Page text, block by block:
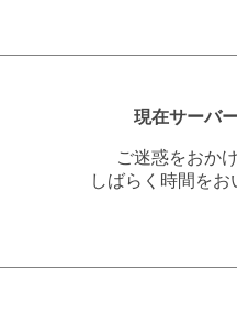
現在サーバ
ご迷惑をおか
しばらく時間を